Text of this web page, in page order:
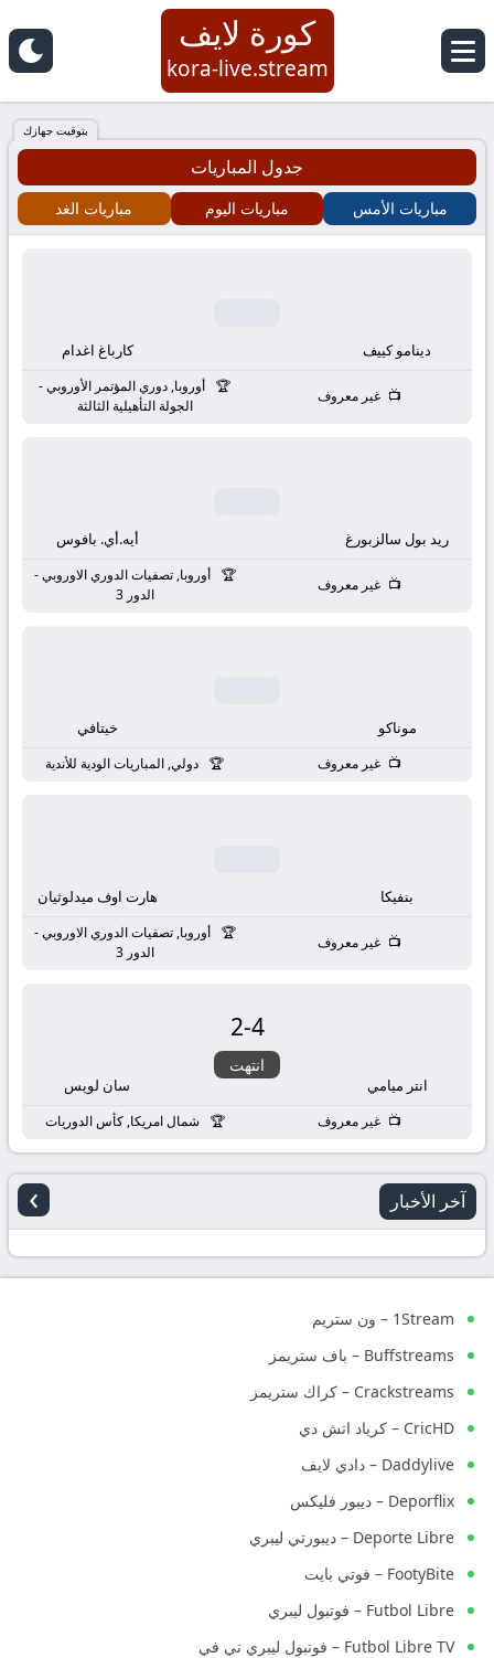
كورة
لايف
|
koora
مباريات
مباشر
كورة لايف
kora-live.stream
بتوقيت جهازك
جدول المباريات
مباريات الأمس مباريات اليوم مباريات الغد
دينامو كييف كارباغ اغدام
غير معروف
أوروبا, دوري المؤتمر الأوروبي -
الجولة التأهيلية الثالثة
ريد بول سالزبورغ أيه.أي. بافوس
غير معروف
أوروبا, تصفيات الدوري الاوروبي -
الدور 3
موناكو خيتافي
غير معروف دولي, المباريات الودية للأندية
بنفيكا هارت اوف ميدلوثيان
غير معروف
أوروبا, تصفيات الدوري الاوروبي -
الدور 3
انتر ميامي
4
-
2
انتهت
سان لويس
غير معروف شمال امريكا, كأس الدوريات
آخر الأخبار ›
1Stream – ون ستريم
Buffstreams – باف ستريمز
Crackstreams – كراك ستريمز
CricHD – كرياد اتش دي
Daddylive – دادي لايف
Deporflix – ديبور فليكس
Deporte Libre – ديبورتي ليبري
FootyBite – فوتي بايت
Futbol Libre – فوتبول ليبري
Futbol Libre TV – فوتبول ليبري تي في